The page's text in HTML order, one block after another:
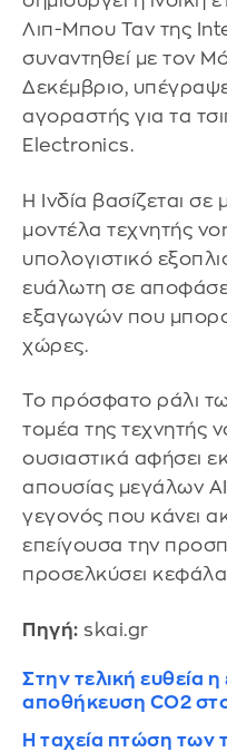
Λιπ-Μπου Ταν της
συναντηθεί με τον
Δεκέμβριο,
αγοραστής για τα
Electronics.
Η Ινδία βασίζεται
μοντέλα τεχνητής
υπολογιστικό
ευάλωτη σε
εξαγωγών που
χώρες.
Το πρόσφατο ράλι
τομέα της τεχνητής
ουσιαστικά αφήσει
απουσίας μεγάλων
γεγονός που κάνει
επείγουσα την
προσελκύσει
Πηγή: skai.gr
Στην τελική ευθεία
αποθήκευση CO2
Η ταχεία πτώση των